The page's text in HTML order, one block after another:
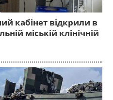
кабінет відкрили в
міській клінічній